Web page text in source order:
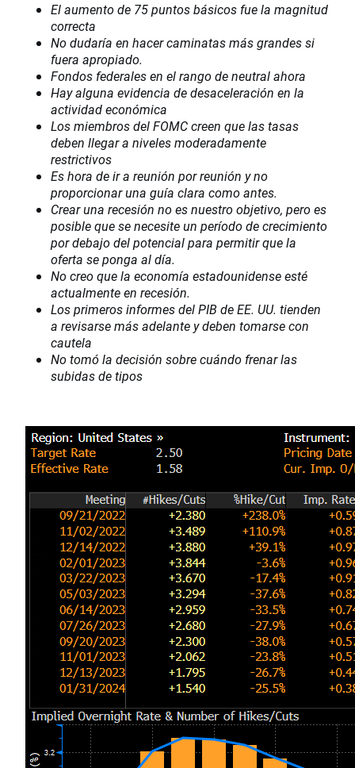
El aumento de 75 puntos básicos fue la magnitud
correcta
No dudaría en hacer caminatas más grandes si
fuera apropiado.
Fondos federales en el rango de neutral ahora
Hay alguna evidencia de desaceleración en la
actividad económica
Los miembros del FOMC creen que las tasas
deben llegar a niveles moderadamente
restrictivos
Es hora de ir a reunión por reunión y no
proporcionar una guía clara como antes.
Crear una recesión no es nuestro objetivo, pero es
posible que se necesite un período de crecimiento
por debajo del potencial para permitir que la
oferta se ponga al día.
No creo que la economía estadounidense esté
actualmente en recesión.
Los primeros informes del PIB de EE. UU. tienden
a revisarse más adelante y deben tomarse con
cautela
No tomó la decisión sobre cuándo frenar las
subidas de tipos